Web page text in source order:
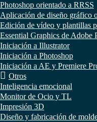
Photoshop orientado a RRSS
Aplicación de diseño gráfico
Edición de vídeo y plantillas
Essential Graphics de Adobe
Iniciación a Illustrator
Iniciación a Photoshop
Iniciación a AE y Premiere
Otros
Inteligencia emocional
Monitor de Ocio y TL
Impresión 3D
Diseño y fabricación de